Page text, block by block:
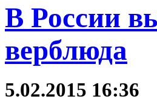
В России
верблюда
5.02.2015 16:36